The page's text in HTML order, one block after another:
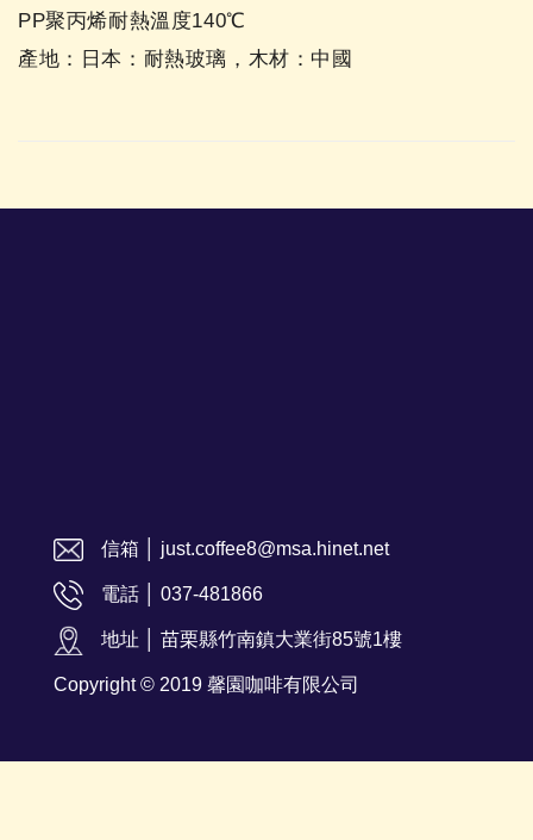
PP聚丙烯耐熱溫度140℃
產地：日本：耐熱玻璃，木材：中國
信箱 │ just.coffee8@msa.hinet.net
電話 │ 037-481866
地址 │ 苗栗縣竹南鎮大業街85號1樓
Copyright © 2019 馨園咖啡有限公司